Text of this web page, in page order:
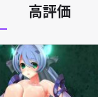
高評価